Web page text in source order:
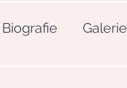
Biografie Galerie